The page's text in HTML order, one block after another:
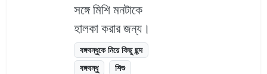
সঙ্গে মিশি মনটাকে
হালকা করার জন্য।
বঙ্গবন্ধুকে নিয়ে কিছু ছন্দ
বঙ্গবন্ধু
শিশু